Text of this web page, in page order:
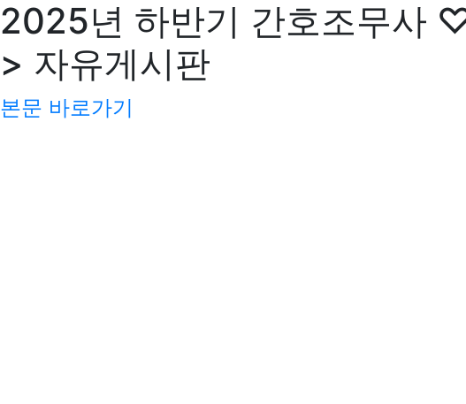
2025년 하반기 간호조무사
> 자유게시판
본문 바로가기